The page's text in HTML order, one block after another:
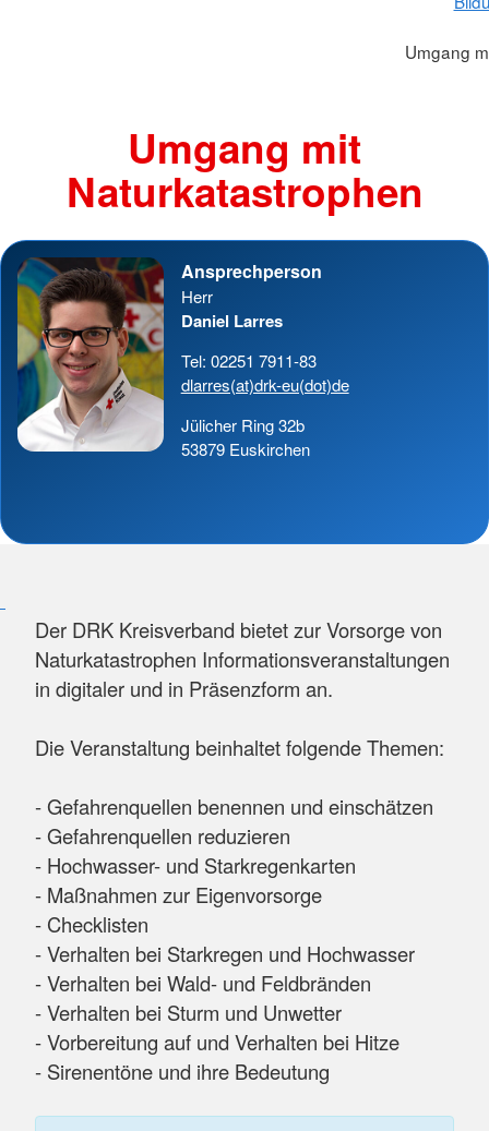
Umgang
Umgang mit
Naturkatastrophen
Ansprechperson
Herr
Daniel Larres
Tel: 02251 7911-83
dlarres(at)drk-eu(dot)de
Jülicher Ring 32b
53879 Euskirchen
Der DRK Kreisverband bietet zur Vorsorge von
Naturkatastrophen Informationsveranstaltungen
in digitaler und in Präsenzform an.
Die Veranstaltung beinhaltet folgende Themen:
- Gefahrenquellen benennen und einschätzen
- Gefahrenquellen reduzieren
- Hochwasser- und Starkregenkarten
- Maßnahmen zur Eigenvorsorge
- Checklisten
- Verhalten bei Starkregen und Hochwasser
- Verhalten bei Wald- und Feldbränden
- Verhalten bei Sturm und Unwetter
- Vorbereitung auf und Verhalten bei Hitze
- Sirenentöne und ihre Bedeutung